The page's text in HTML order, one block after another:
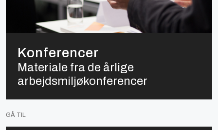
Konferencer
Materiale fra de årlige
arbejdsmiljøkonferencer
GÅ TIL